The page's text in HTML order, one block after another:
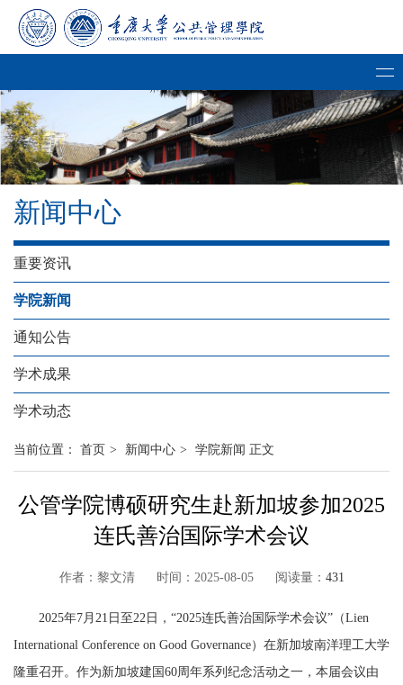
新闻中心
重要资讯
学院新闻
通知公告
学术成果
学术动态
当前位置： 首页 > 新闻中心 > 学院新闻 正文
公管学院博硕研究生赴新加坡参加2025
连氏善治国际学术会议
作者：黎文清 时间：2025-08-05 阅读量： 431
2025年7月21日至22日，“2025连氏善治国际学术会议”（Lien
International Conference on Good Governance）在新加坡南洋理工大学
隆重召开。作为新加坡建国60周年系列纪念活动之一，本届会议由